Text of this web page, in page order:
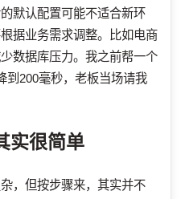
默认配置可能不适合新环
据业务需求调整。比如电商
数据库压力。我之前帮一个
到200毫秒，老板当场请我
实很简单
，但按步骤来，其实并不